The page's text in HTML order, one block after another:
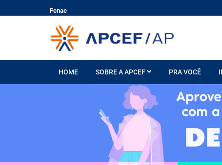
Fenae
HOME SOBRE A APCEF PRA VOCÊ